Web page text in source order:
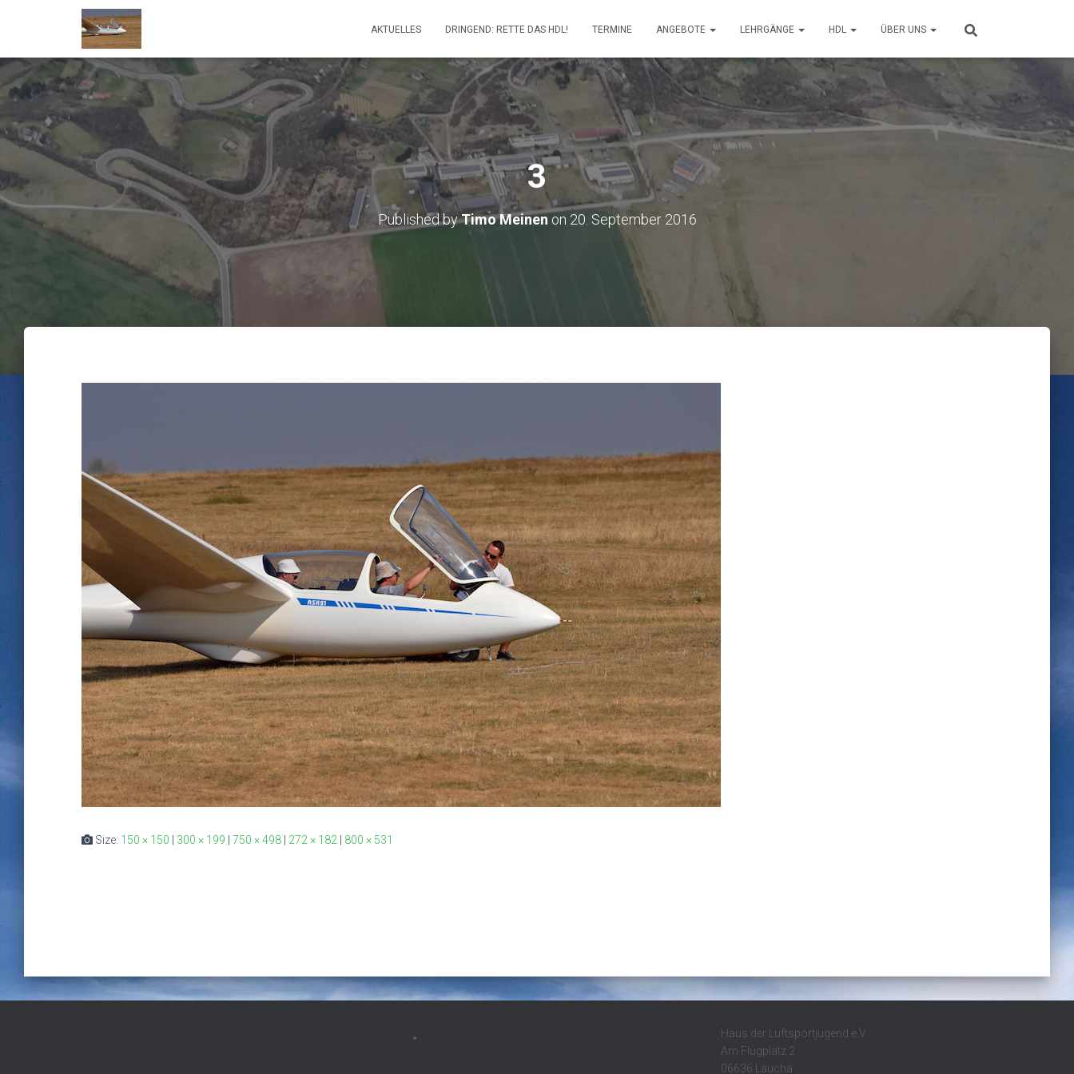
AKTUELLES DRINGEND: RETTE DAS HDL! TERMINE ANGEBOTE LEHRGÄNGE HDL ÜBER UNS
3
Published byTimo Meinen on 20. September 2016
Size: 150 × 150 300 × 199 750 × 498 272 × 182 800 × 531
Haus der Luftsportjugend e.V.
Am Flugplatz 2
06636 Laucha